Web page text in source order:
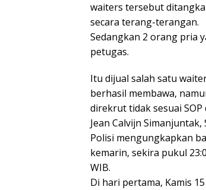
waiters tersebut
secara terang-terangan.
Sedangkan 2 orang pria
petugas.
Itu dijual salah satu
berhasil membawa,
direkrut tidak sesuai
Jean Calvijn Simanjuntak,
Polisi mengungkapkan
kemarin, sekira pukul
WIB.
Di hari pertama, Kamis